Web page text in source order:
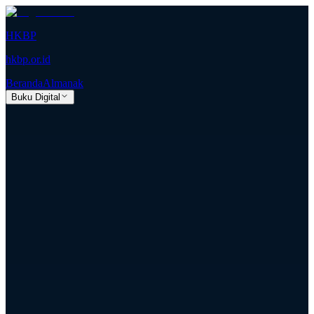
HKBP
hkbp.or.id
BerandaAlmanak
Buku Digital